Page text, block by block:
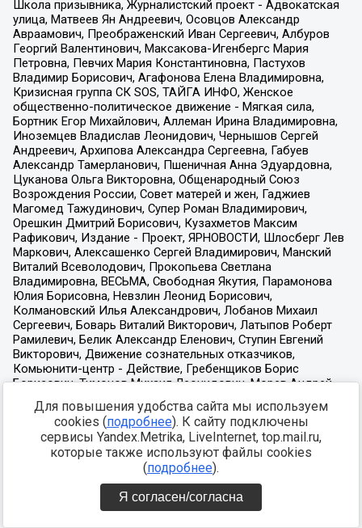
Для повышения удобства сайта мы используем
cookies (подробнее). К сайту подключены
сервисы Yandex.Metrika, LiveInternet, top.mail.ru,
которые также используют файлы cookies
(подробнее).
Я согласен/согласна